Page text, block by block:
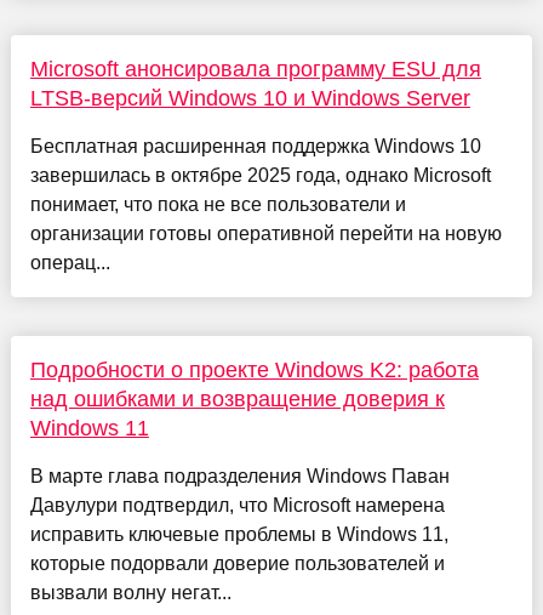
Microsoft анонсировала программу ESU для
LTSB-версий Windows 10 и Windows Server
Бесплатная расширенная поддержка Windows 10
завершилась в октябре 2025 года, однако Microsoft
понимает, что пока не все пользователи и
организации готовы оперативной перейти на новую
операц...
Подробности о проекте Windows K2: работа
над ошибками и возвращение доверия к
Windows 11
В марте глава подразделения Windows Паван
Давулури подтвердил, что Microsoft намерена
исправить ключевые проблемы в Windows 11,
которые подорвали доверие пользователей и
вызвали волну негат...